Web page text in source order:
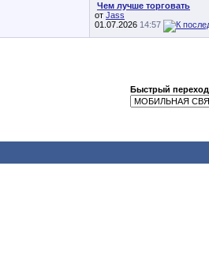
Чем лучше торговать
от Jass
01.07.2026 14:57
Быстрый переход